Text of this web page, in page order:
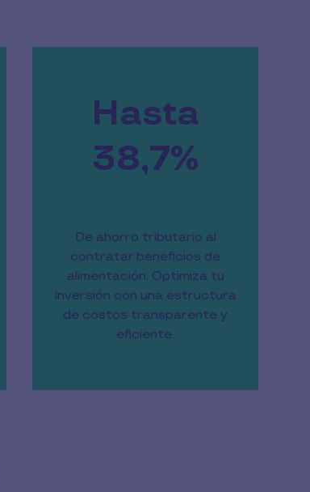
Hasta
38,7%
De ahorro tributario al
contratar beneficios de
alimentación. Optimiza tu
inversión con una estructura
de costos transparente y
eficiente.